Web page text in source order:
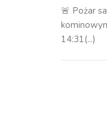
🚨 Pożar
14:31(...)